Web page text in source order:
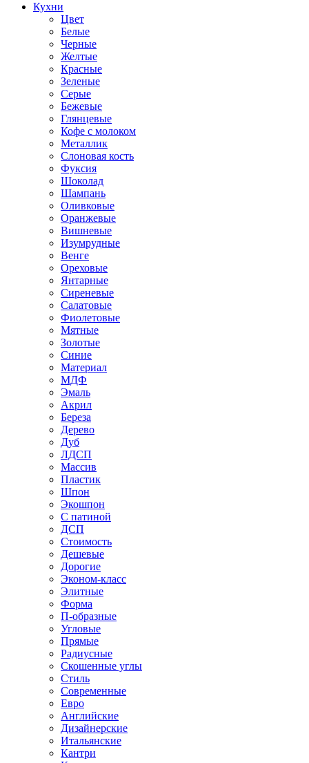
Кухни
Цвет
Белые
Черные
Желтые
Красные
Зеленые
Серые
Бежевые
Глянцевые
Кофе с молоком
Металлик
Слоновая кость
Фуксия
Шоколад
Шампань
Оливковые
Оранжевые
Вишневые
Изумрудные
Венге
Ореховые
Янтарные
Сиреневые
Салатовые
Фиолетовые
Мятные
Золотые
Синие
Материал
МДФ
Эмаль
Акрил
Береза
Дерево
Дуб
ЛДСП
Массив
Пластик
Шпон
Экошпон
С патиной
ДСП
Стоимость
Дешевые
Дорогие
Эконом-класс
Элитные
Форма
П-образные
Угловые
Прямые
Радиусные
Скошенные углы
Стиль
Современные
Евро
Английские
Дизайнерские
Итальянские
Кантри